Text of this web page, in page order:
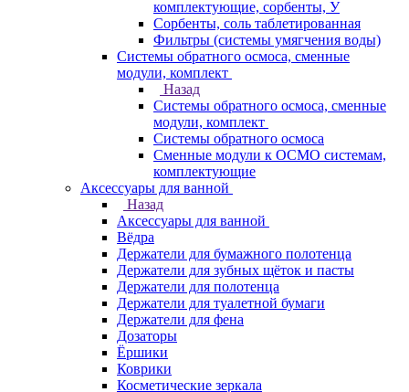
комплектующие, сорбенты, У
Сорбенты, соль таблетированная
Фильтры (системы умягчения воды)
Системы обратного осмоса, сменные
модули, комплект
Назад
Системы обратного осмоса, сменные
модули, комплект
Системы обратного осмоса
Сменные модули к ОСМО системам,
комплектующие
Аксессуары для ванной
Назад
Аксессуары для ванной
Вёдра
Держатели для бумажного полотенца
Держатели для зубных щёток и пасты
Держатели для полотенца
Держатели для туалетной бумаги
Держатели для фена
Дозаторы
Ёршики
Коврики
Косметические зеркала